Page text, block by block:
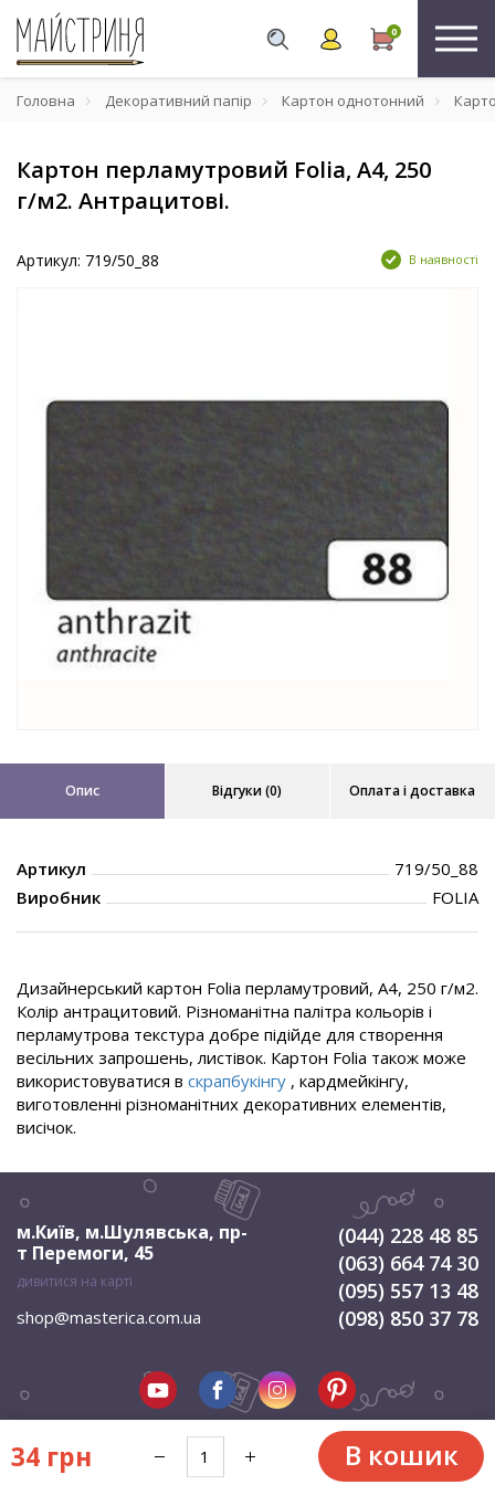
0
Головна Декоративний папір Картон однотонний
Картон перламутровий Folia, А4, 250
г/м2. Антрацитові.
Артикул: 719/50_88 В наявності
Опис Відгуки (0) Оплата і доставка
Артикул
719/50_88
Виробник
FOLIA
Дизайнерський картон Folia перламутровий, А4, 250 г/м2.
Колір антрацитовий. Різноманітна палітра кольорів і
перламутрова текстура добре підійде для створення
весільних запрошень, листівок. Картон Folia також може
використовуватися в скрапбукінгу , кардмейкінгу,
виготовленні різноманітних декоративних елементів,
висічок.
34 грн В кошик
м.Київ, м.Шулявська, пр-
т Перемоги, 45
дивитися на карті
shop@masterica.com.ua
(044) 228 48 85
(063) 664 74 30
(095) 557 13 48
(098) 850 37 78
© 2026 Мастерица. Всі права захищені